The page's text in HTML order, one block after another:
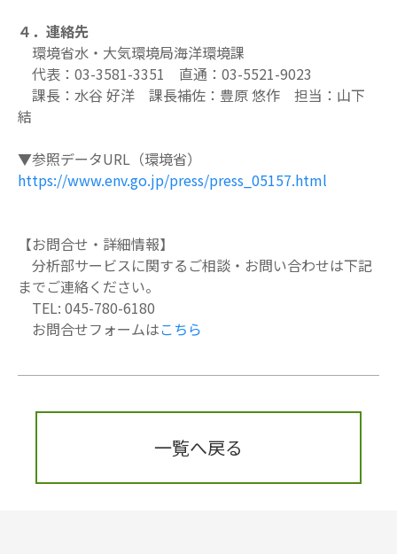
４．連絡先
環境省水・大気環境局海洋環境課
代表：03-3581-3351 直通：03-5521-9023
課長：水谷 好洋 課長補佐：豊原 悠作 担当：山下
結
▼参照データURL（環境省）
https://www.env.go.jp/press/press_05157.html
【お問合せ・詳細情報】
分析部サービスに関するご相談・お問い合わせは下記
までご連絡ください。
TEL: 045-780-6180
お問合せフォームはこちら
一覧へ戻る